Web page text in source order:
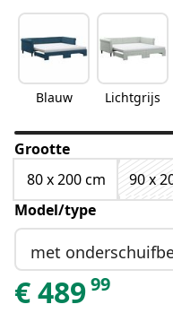
Blauw Lichtgrijs
Grootte
80 x 200 cm
90 x
Model/type
met
€48999